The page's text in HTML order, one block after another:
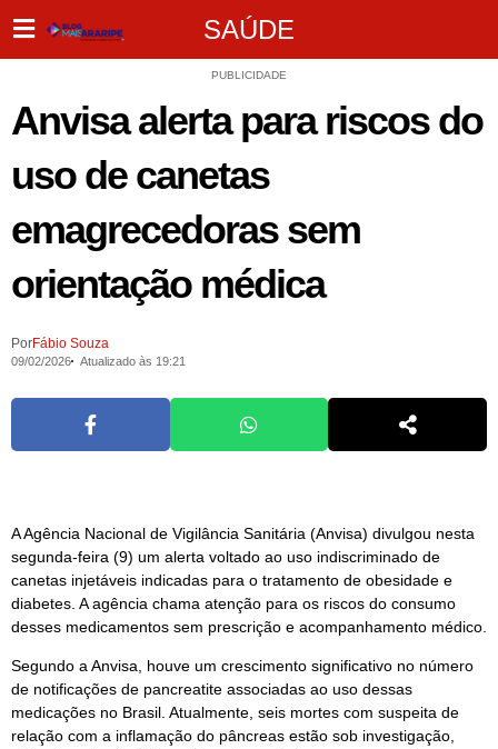
SAÚDE
PUBLICIDADE
Anvisa alerta para riscos do
uso de canetas
emagrecedoras sem
orientação médica
PorFábio Souza
09/02/2026 Atualizado às 19:21
A Agência Nacional de Vigilância Sanitária (Anvisa) divulgou nesta
segunda-feira (9) um alerta voltado ao uso indiscriminado de
canetas injetáveis indicadas para o tratamento de obesidade e
diabetes. A agência chama atenção para os riscos do consumo
desses medicamentos sem prescrição e acompanhamento médico.
Segundo a Anvisa, houve um crescimento significativo no número
de notificações de pancreatite associadas ao uso dessas
medicações no Brasil. Atualmente, seis mortes com suspeita de
relação com a inflamação do pâncreas estão sob investigação,